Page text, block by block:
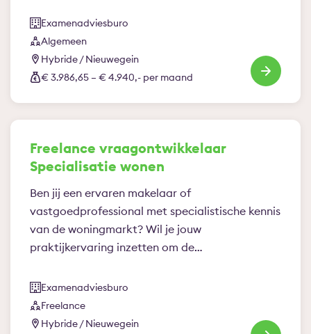
Examenadviesburo
Algemeen
Hybride / Nieuwegein
€ 3.986,65 – € 4.940,- per maand
Freelance vraagontwikkelaar
Specialisatie wonen
Ben jij een ervaren makelaar of
vastgoedprofessional met specialistische kennis
van de woningmarkt? Wil je jouw
praktijkervaring inzetten om de…
Examenadviesburo
Freelance
Hybride / Nieuwegein